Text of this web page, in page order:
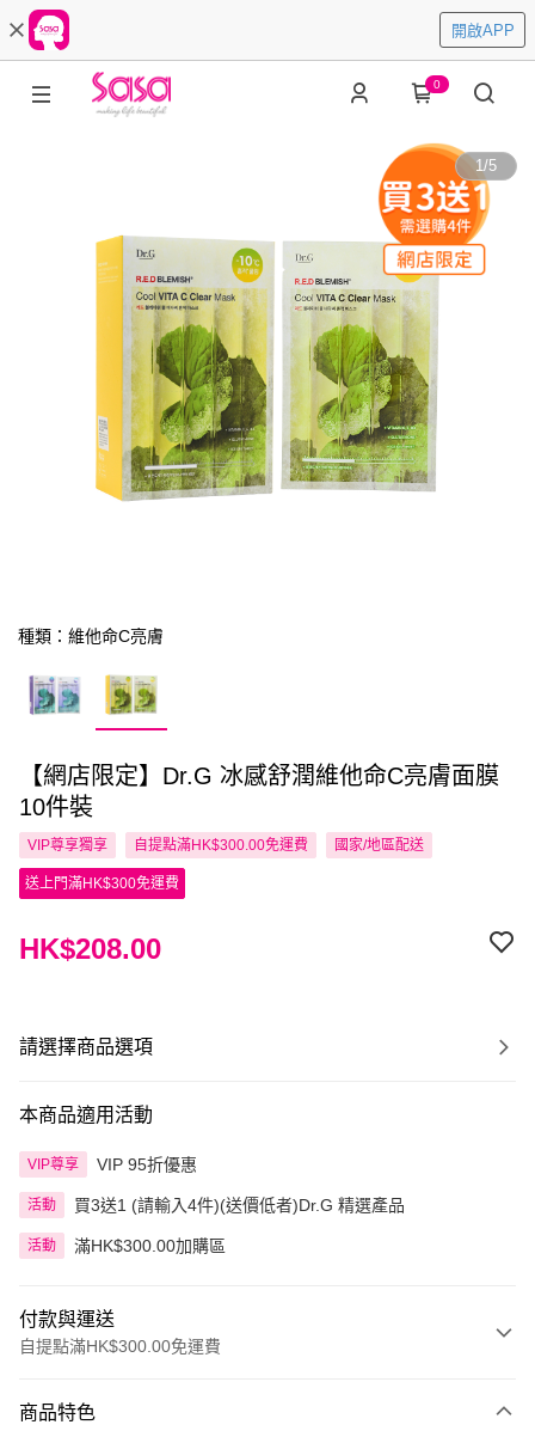
開啟APP
0
1/5
種類：維他命C亮膚
【網店限定】Dr.G 冰感舒潤維他命C亮膚面膜
10件裝
VIP尊享獨享 自提點滿HK$300.00免運費 國家/地區配送
送上門滿HK$300免運費
HK$208.00
請選擇商品選項
本商品適用活動
VIP尊享 VIP 95折優惠
活動 買3送1 (請輸入4件)(送價低者)Dr.G 精選產品
活動 滿HK$300.00加購區
付款與運送
自提點滿HK$300.00免運費
信用卡
商品特色